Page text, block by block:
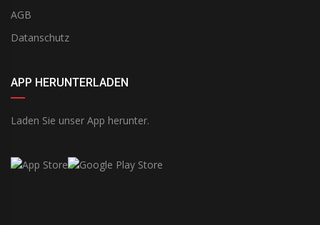
AGB
Datanschutz
APP HERUNTERLADEN
Laden Sie unser App herunter.